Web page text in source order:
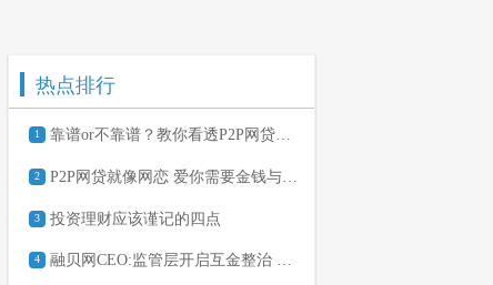
热点排行
1 靠谱or不靠谱？教你看透P2P网贷平台
2
3 投资理财应该谨记的四点
4 融贝网CEO:监管层开启互金整治 此处应有掌声